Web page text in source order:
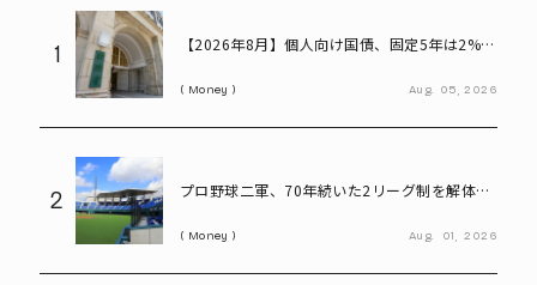
1
【2026年8月】個人向け国債、固定5年は2%台
利子も紹介
Money Aug. 05, 2026
2
プロ野球二軍、70年続いた2リーグ制を解体
Money Aug. 01, 2026